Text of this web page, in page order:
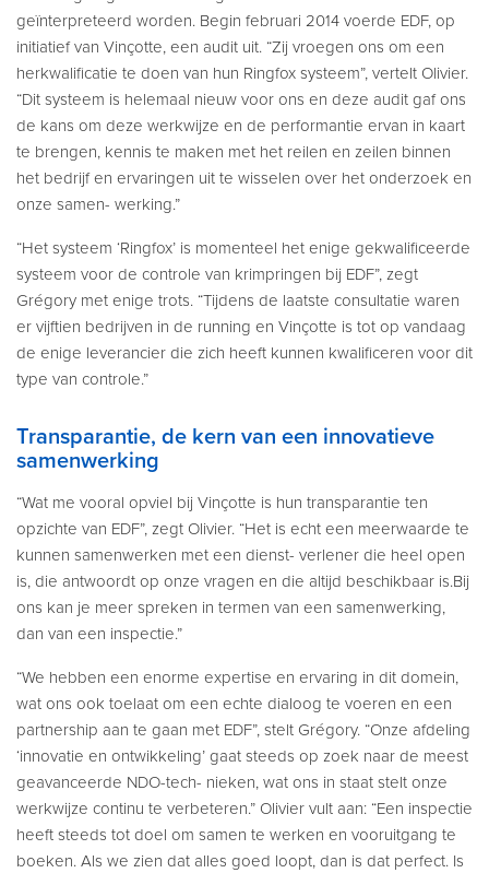
geïnterpreteerd worden. Begin februari 2014 voerde EDF, op
initiatief van Vinçotte, een audit uit. “Zij vroegen ons om een
herkwalificatie te doen van hun Ringfox systeem”, vertelt Olivier.
“Dit systeem is helemaal nieuw voor ons en deze audit gaf ons
de kans om deze werkwijze en de performantie ervan in kaart
te brengen, kennis te maken met het reilen en zeilen binnen
het bedrijf en ervaringen uit te wisselen over het onderzoek en
onze samen- werking.”
“Het systeem ‘Ringfox’ is momenteel het enige gekwalificeerde
systeem voor de controle van krimpringen bij EDF”, zegt
Grégory met enige trots. “Tijdens de laatste consultatie waren
er vijftien bedrijven in de running en Vinçotte is tot op vandaag
de enige leverancier die zich heeft kunnen kwalificeren voor dit
type van controle.”
Transparantie, de kern van een innovatieve
samenwerking
“Wat me vooral opviel bij Vinçotte is hun transparantie ten
opzichte van EDF”, zegt Olivier. “Het is echt een meerwaarde te
kunnen samenwerken met een dienst- verlener die heel open
is, die antwoordt op onze vragen en die altijd beschikbaar is.Bij
ons kan je meer spreken in termen van een samenwerking,
dan van een inspectie.”
“We hebben een enorme expertise en ervaring in dit domein,
wat ons ook toelaat om een echte dialoog te voeren en een
partnership aan te gaan met EDF”, stelt Grégory. “Onze afdeling
‘innovatie en ontwikkeling’ gaat steeds op zoek naar de meest
geavanceerde NDO-tech- nieken, wat ons in staat stelt onze
werkwijze continu te verbeteren.” Olivier vult aan: “Een inspectie
heeft steeds tot doel om samen te werken en vooruitgang te
boeken. Als we zien dat alles goed loopt, dan is dat perfect. Is